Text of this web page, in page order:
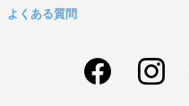
よくある質問